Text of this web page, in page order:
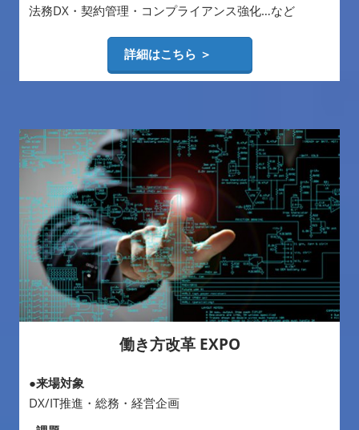
法務DX・契約管理・コンプライアンス強化…など
詳細はこちら ＞
働き方改革 EXPO
●来場対象
DX/IT推進・総務・経営企画